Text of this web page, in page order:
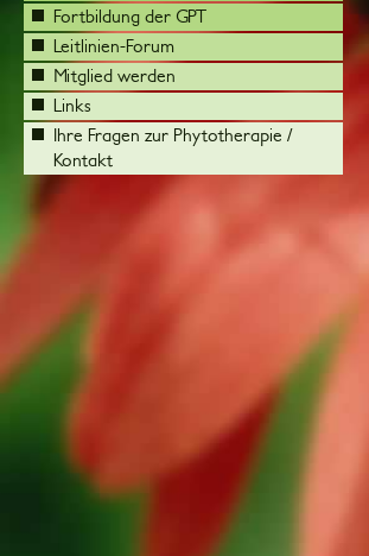
Fortbildung der GPT
Leitlinien-Forum
Mitglied werden
Links
Ihre Fragen zur Phytotherapie /
Kontakt